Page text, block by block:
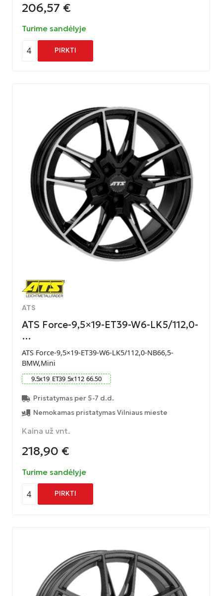
206,57 €
Turime sandėlyje
4 PIRKTI
ATS
ATS Force-9,5×19-ET39-W6-LK5/112,0-
…
ATS Force-9,5×19-ET39-W6-LK5/112,0-NB66,5-
BMW,Mini
9.5x19 ET39 5x112 66.50
Pristatymas per 5-7 d.d.
Nemokamas pristatymas Vilniaus mieste
Kaina už vnt.
218,90 €
Turime sandėlyje
4 PIRKTI